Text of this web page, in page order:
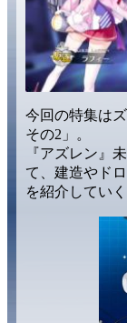
今回の特集はズ
その2」
。
『アズレン』
て、建造やド
を紹介していく